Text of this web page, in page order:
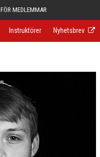
FÖR MEDLEMMAR
Instruktörer Nyhetsbrev